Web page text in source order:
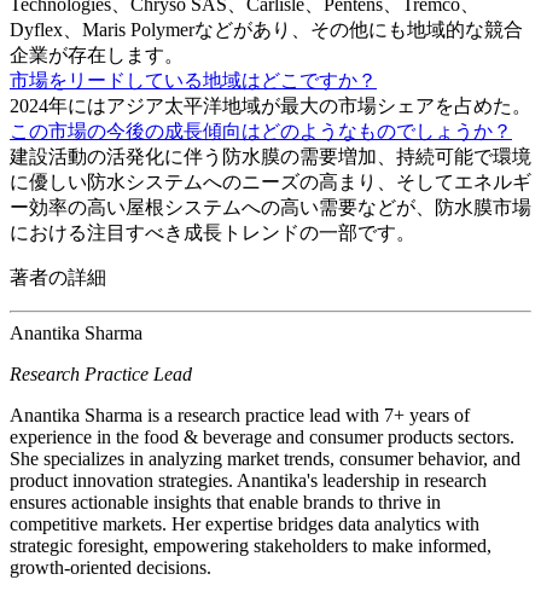
Dyflex、Maris Polymerなどがあり、その他にも地域的な競合
企業が存在します。
市場をリードしている地域はどこですか？
2024年にはアジア太平洋地域が最大の市場シェアを占めた。
この市場の今後の成長傾向はどのようなものでしょうか？
建設活動の活発化に伴う防水膜の需要増加、持続可能で環境
に優しい防水システムへのニーズの高まり、そしてエネルギ
ー効率の高い屋根システムへの高い需要などが、防水膜市場
における注目すべき成長トレンドの一部です。
著者の詳細
Anantika Sharma
Research Practice Lead
Anantika Sharma is a research practice lead with 7+ years of
experience in the food & beverage and consumer products sectors.
She specializes in analyzing market trends, consumer behavior, and
product innovation strategies. Anantika's leadership in research
ensures actionable insights that enable brands to thrive in
competitive markets. Her expertise bridges data analytics with
strategic foresight, empowering stakeholders to make informed,
growth-oriented decisions.